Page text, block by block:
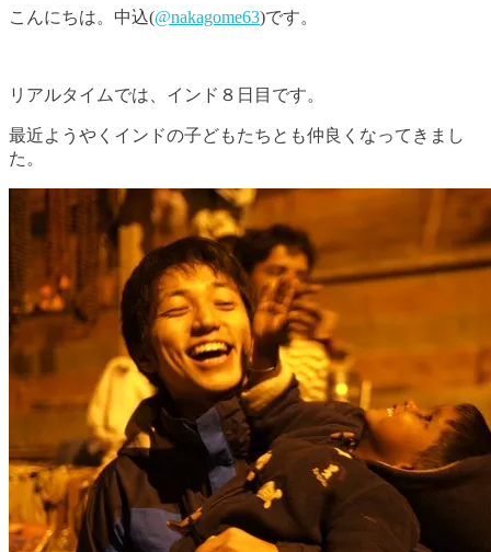
こんにちは。中込(@nakagome63)です。
リアルタイムでは、インド８日目です。
最近ようやくインドの子どもたちとも仲良くなってきまし
た。